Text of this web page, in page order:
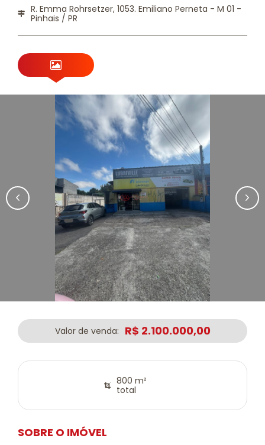
R. Emma Rohrsetzer, 1053. Emiliano Perneta - M 01 -
Pinhais / PR
Valor de venda: R$ 2.100.000,00
800 m²
total
SOBRE O IMÓVEL